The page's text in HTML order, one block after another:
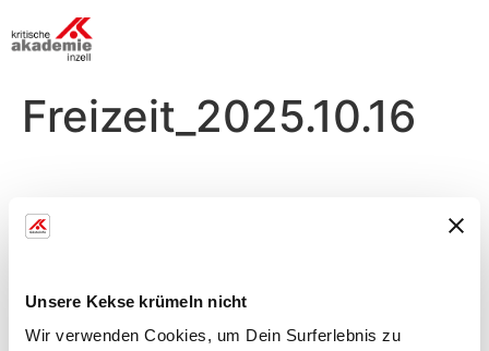
Unsere Kekse krümeln nicht
Wir verwenden Cookies, um Dein Surferlebnis zu
Freizeit_2025.10.16
Flexibar